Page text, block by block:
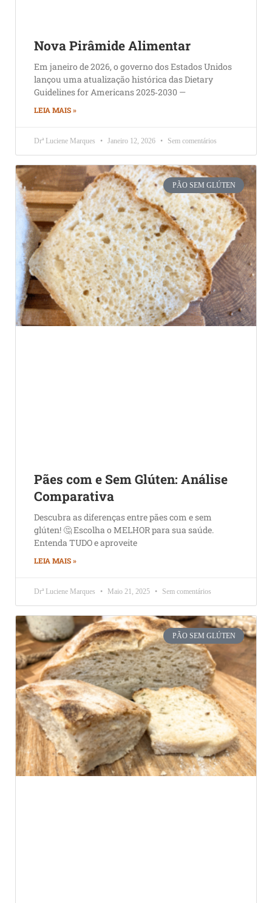
Nova Pirâmide Alimentar
Em janeiro de 2026, o governo dos Estados Unidos
lançou uma atualização histórica das Dietary
Guidelines for Americans 2025‑2030 —
LEIA MAIS »
Drª Luciene Marques Janeiro 12, 2026 Sem comentários
PÃO SEM GLÚTEN
Pães com e Sem Glúten: Análise
Comparativa
Descubra as diferenças entre pães com e sem
glúten! 🤔 Escolha o MELHOR para sua saúde.
Entenda TUDO e aproveite
LEIA MAIS »
Drª Luciene Marques Maio 21, 2025 Sem comentários
PÃO SEM GLÚTEN